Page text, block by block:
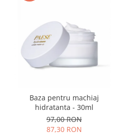
Baza pentru machiaj
hidratanta - 30ml
97,00 RON
87,30 RON